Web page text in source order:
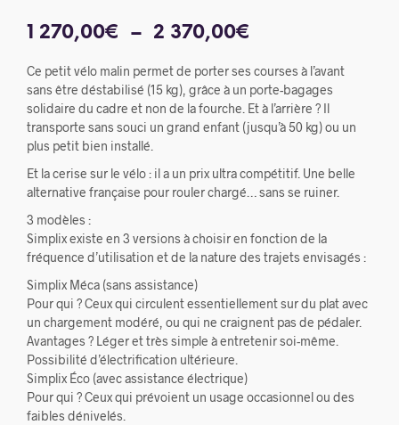
1 270,00€ – 2 370,00€
prix :
1
à
370,00€
Ce petit vélo malin permet de porter ses courses à l’avant
sans être déstabilisé (15 kg), grâce à un porte-bagages
solidaire du cadre et non de la fourche. Et à l’arrière ? Il
transporte sans souci un grand enfant (jusqu’à 50 kg) ou un
plus petit bien installé.
Et la cerise sur le vélo : il a un prix ultra compétitif. Une belle
alternative française pour rouler chargé… sans se ruiner.
3 modèles :
Simplix existe en 3 versions à choisir en fonction de la
fréquence d’utilisation et de la nature des trajets envisagés :
Simplix Méca (sans assistance)
Pour qui ? Ceux qui circulent essentiellement sur du plat avec
un chargement modéré, ou qui ne craignent pas de pédaler.
Avantages ? Léger et très simple à entretenir soi-même.
Possibilité d’électrification ultérieure.
Simplix Éco (avec assistance électrique)
Pour qui ? Ceux qui prévoient un usage occasionnel ou des
faibles dénivelés.